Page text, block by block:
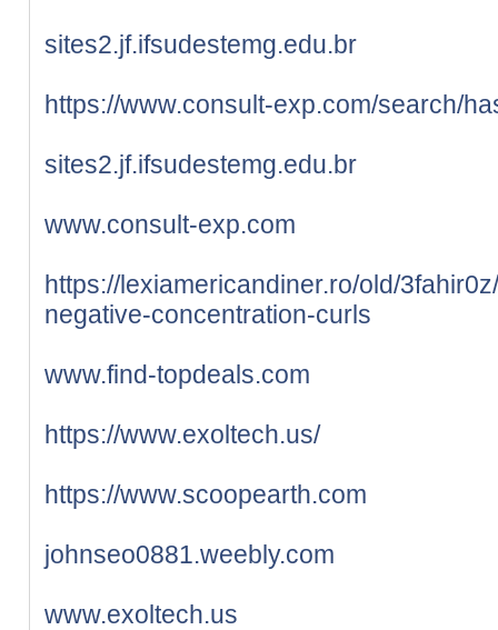
sites2.jf.ifsudestemg.edu.br
https://www.consult-exp.com/search/
sites2.jf.ifsudestemg.edu.br
www.consult-exp.com
https://lexiamericandiner.ro/old/
negative-concentration-curls
www.find-topdeals.com
https://www.exoltech.us/
https://www.scoopearth.com
johnseo0881.weebly.com
www.exoltech.us